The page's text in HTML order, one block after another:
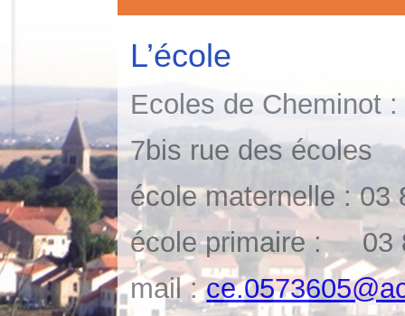
L’école
Ecoles de Cheminot :
7bis rue des écoles
école maternelle : 03
école primaire : 03
mail :